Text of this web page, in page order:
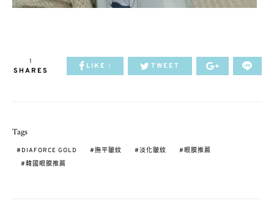
1
SHARES
LIKE 1 TWEET
Tags
DIAFORCE GOLD 撫平皺紋 淡化皺紋
眼膜推薦
韓國眼膜推薦